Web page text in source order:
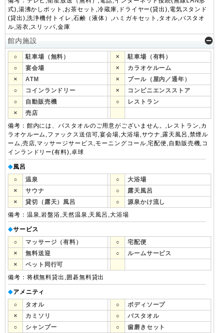
式),湯沸かしポット,お茶セット,冷蔵庫,ドライヤー(貸出),電気スタンド
(貸出),洗浄機付トイレ,石鹸（液体）,ハミガキセット,タオル,バスタオ
ル,浴衣,スリッパ,金庫
館内施設
○ 駐車場（無料） ×
駐車場（有料）
○
宴会場 ×
カラオケルーム
×
ATM ×
プール（屋内／通年）
○
コインランドリー ×
コンビニエンスストア
○
自動販売機 ○
レストラン
×
売店
備考：館内には、バスタオルのご用意がございません。,レストラン,カ
ラオケルーム,ファックス送信可,宴会場,大浴場,サウナ,露天風呂,禁煙ル
ーム,売店,マッサージサービス,モーニングコール,宅配便,自動販売機,コ
インランドリー(有料),卓球
◆風呂
○
温泉 ○
大浴場
×
サウナ ○
露天風呂
×
貸切（露天）風呂 ○
源泉かけ流し
備考：温泉,岩盤浴,天然温泉,天風呂,大浴場
◆サービス
○
マッサージ（有料） ○
宅配便
×
無料送迎 ○
ルームサービス
×
ペット同行可
備考：将棋無料貸出,囲碁無料貸出
◆アメニティ
○
タオル ○
ボディソープ
×
カミソリ ○
バスタオル
○
シャンプー ○ 歯磨きセット